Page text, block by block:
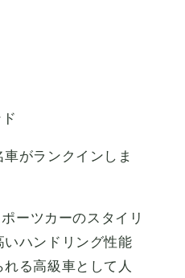
がランクインしま
ーツカーのスタイリ
いハンドリング性能
る高級車として人